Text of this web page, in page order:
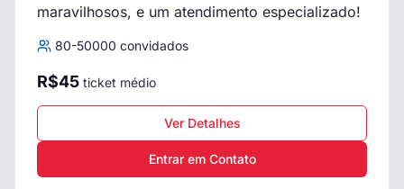
maravilhosos, e um atendimento especializado!
80-50000 convidados
R$45 ticket médio
Ver Detalhes
Entrar em Contato